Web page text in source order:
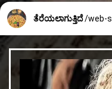
ತೆರೆಯಲಾಗುತ್ತಿದೆ